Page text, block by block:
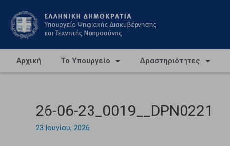
Αρχική Το Υπουργείο Δραστηριότητες
26-06-23_0019__DPN0221
23 Ιουνίου, 2026